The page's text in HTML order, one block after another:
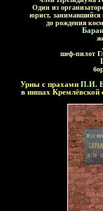
Один из
юрист, занимавшийся
до рождения
шеф-пилот
Урныс прахами П.И.
в нишах Кремлёвской